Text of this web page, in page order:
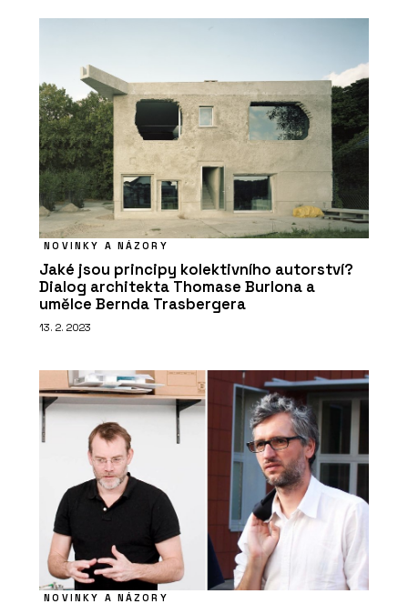
NOVINKY A NÁZORY
Jaké jsou principy kolektivního autorství?
Dialog architekta Thomase Burlona a
umělce Bernda Trasbergera
13. 2. 2023
NOVINKY A NÁZORY